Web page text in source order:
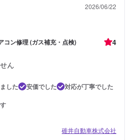
2026/06/22
コン修理 (ガス補充・点検) 4
ん
した 安価でした
対応が丁寧でした
碓井自動車株式会社